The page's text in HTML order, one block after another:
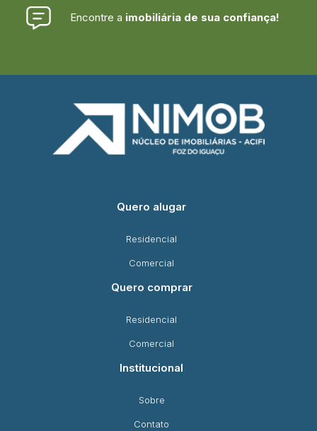
Encontre a imobiliária de sua confiança!
Quero alugar
Residencial
Comercial
Quero comprar
Residencial
Comercial
Institucional
Sobre
Contato